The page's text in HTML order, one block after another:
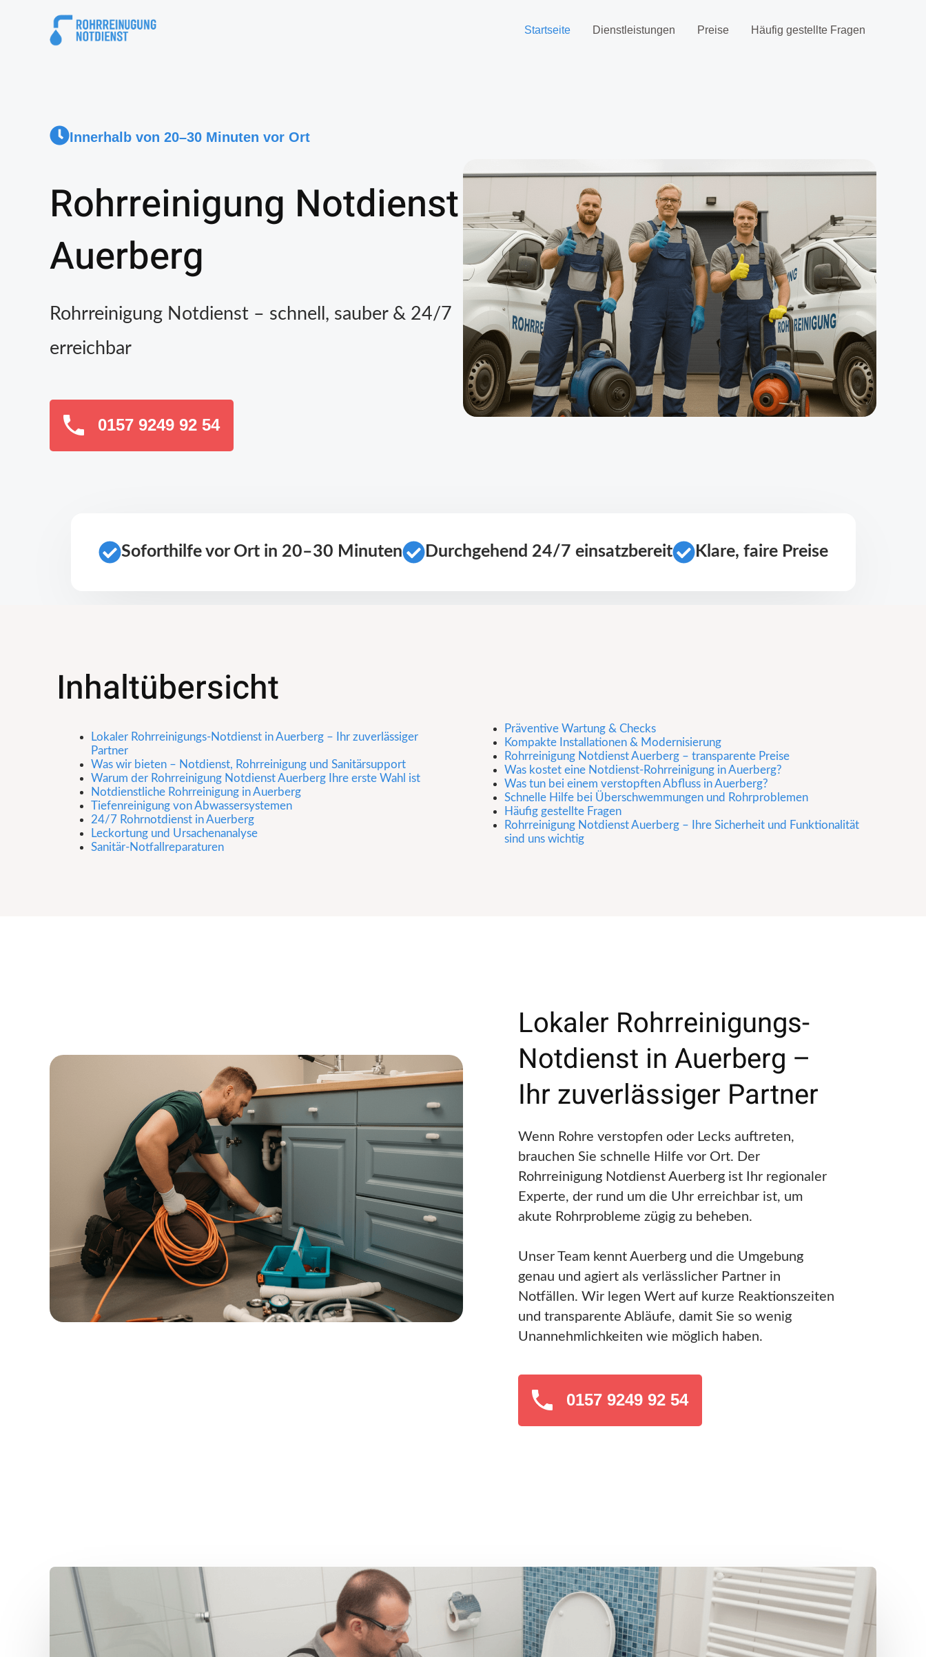
Startseite Dienstleistungen Preise Häufig gestellte Fragen
Innerhalb von 20–30 Minuten vor Ort
Rohrreinigung Notdienst
Auerberg
Rohrreinigung Notdienst – schnell, sauber & 24/7
erreichbar
0157 9249 92 54
Soforthilfe vor Ort in 20–30 Minuten Durchgehend 24/7 einsatzbereit Klare, faire Preise
Inhaltübersicht
Lokaler Rohrreinigungs-Notdienst in Auerberg – Ihr zuverlässiger
Partner
Was wir bieten – Notdienst, Rohrreinigung und Sanitärsupport
Warum der Rohrreinigung Notdienst Auerberg Ihre erste Wahl ist
Notdienstliche Rohrreinigung in Auerberg
Tiefenreinigung von Abwassersystemen
24/7 Rohrnotdienst in Auerberg
Leckortung und Ursachenanalyse
Sanitär-Notfallreparaturen
Präventive Wartung & Checks
Kompakte Installationen & Modernisierung
Rohrreinigung Notdienst Auerberg – transparente Preise
Was kostet eine Notdienst-Rohrreinigung in Auerberg?
Was tun bei einem verstopften Abfluss in Auerberg?
Schnelle Hilfe bei Überschwemmungen und Rohrproblemen
Häufig gestellte Fragen
Rohrreinigung Notdienst Auerberg – Ihre Sicherheit und Funktionalität
sind uns wichtig
Lokaler Rohrreinigungs-
Notdienst in Auerberg –
Ihr zuverlässiger Partner
Wenn Rohre verstopfen oder Lecks auftreten,
brauchen Sie schnelle Hilfe vor Ort. Der
Rohrreinigung Notdienst Auerberg ist Ihr regionaler
Experte, der rund um die Uhr erreichbar ist, um
akute Rohrprobleme zügig zu beheben.
Unser Team kennt Auerberg und die Umgebung
genau und agiert als verlässlicher Partner in
Notfällen. Wir legen Wert auf kurze Reaktionszeiten
und transparente Abläufe, damit Sie so wenig
Unannehmlichkeiten wie möglich haben.
0157 9249 92 54